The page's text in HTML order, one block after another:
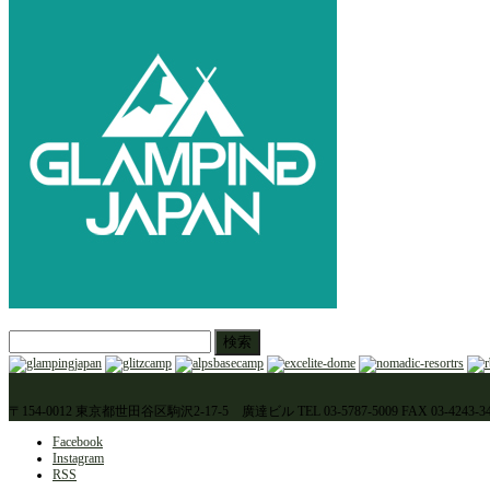
索:
〒154-0012 東京都世田谷区駒沢2-17-5 廣達ビル TEL 03-5787-5009 FAX 03-4243-
Facebook
Instagram
RSS